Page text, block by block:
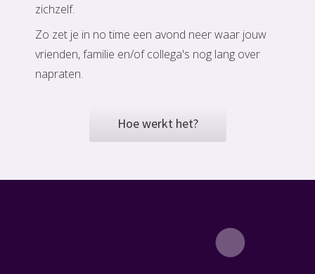
zichzelf.
Zo zet je in no time een avond neer waar jouw
vrienden, familie en/of collega's nog lang over
napraten.
Hoe werkt het?